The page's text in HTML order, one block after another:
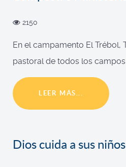
2150
En el campamento El Trébol,
pastoral de todos los campos
LEER MÁS...
Dios cuida a sus niños